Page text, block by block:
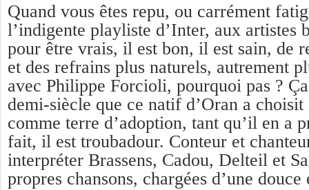
Quand vous êtes repu, ou carrément
l’indigente playliste d’Inter, aux artistes
pour être vrais, il est bon, il est sain, de
et des refrains plus naturels, autrement
avec Philippe Forcioli, pourquoi pas ?
demi-siècle que ce natif d’Oran a choisit
comme terre d’adoption, tant qu’il en a
fait, il est troubadour. Conteur et
interpréter Brassens, Cadou, Delteil et
propres chansons, chargées d’une douce